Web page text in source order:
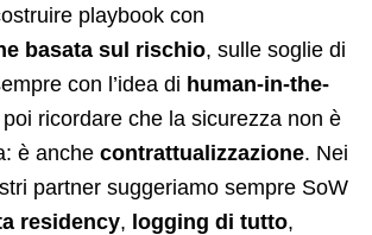
playbook con
basata sul rischio, sulle soglie di
con l’idea di human-in-the-
ricordare che la sicurezza non è
è anche contrattualizzazione. Nei
partner suggeriamo sempre SoW
residency, logging di tutto,